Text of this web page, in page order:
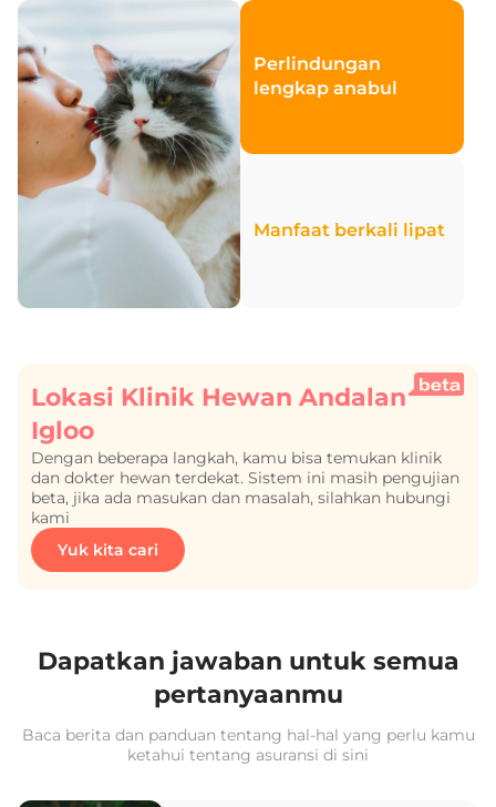
Perlindungan
lengkap anabul
Manfaat berkali lipat
Lokasi Klinik Hewan Andalan
Igloo
Dengan beberapa langkah, kamu bisa temukan klinik
dan dokter hewan terdekat. Sistem ini masih pengujian
beta, jika ada masukan dan masalah, silahkan hubungi
kami
Yuk kita cari
Dapatkan jawaban untuk semua
pertanyaanmu
Baca berita dan panduan tentang hal-hal yang perlu kamu
ketahui tentang asuransi di sini